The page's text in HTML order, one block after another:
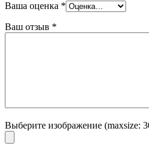
Ваша оценка *
Ваш отзыв *
Выберите изображение (maxsize: